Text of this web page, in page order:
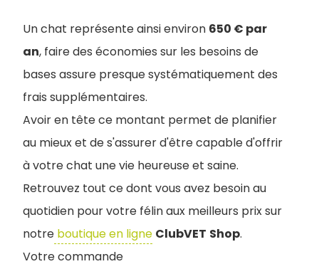
Un chat représente ainsi environ 650 € par
an, faire des économies sur les besoins de
bases assure presque systématiquement des
frais supplémentaires.
Avoir en tête ce montant permet de planifier
au mieux et de s'assurer d'être capable d'offrir
à votre chat une vie heureuse et saine.
Retrouvez tout ce dont vous avez besoin au
quotidien pour votre félin aux meilleurs prix sur
notre boutique en ligne ClubVET Shop.
Votre commande